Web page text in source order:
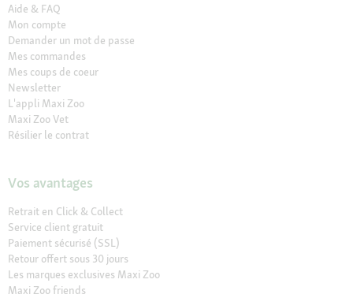
Aide & FAQ
Mon compte
Demander un mot de passe
Mes commandes
Mes coups de coeur
Newsletter
L'appli Maxi Zoo
Maxi Zoo Vet
Résilier le contrat
Vos avantages
Retrait en Click & Collect
Service client gratuit
Paiement sécurisé (SSL)
Retour offert sous 30 jours
Les marques exclusives Maxi Zoo
Maxi Zoo friends